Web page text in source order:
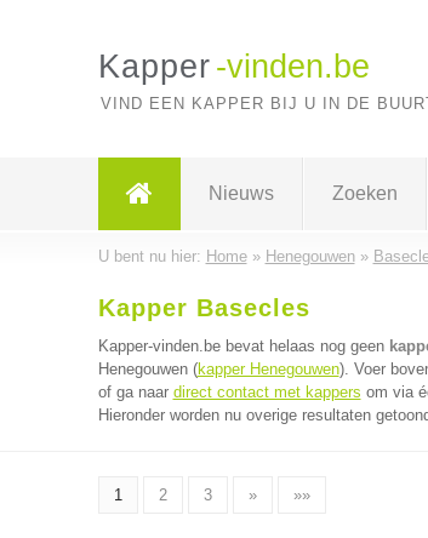
Kapper -vinden.be
VIND EEN KAPPER BIJ U IN DE
Nieuws Zoeken
U bent nu hier: Home» Henegouwen»
Kapper Basecles
Kapper-vinden.be bevat helaas nog geen
Henegouwen (kapper Henegouwen). Voer
of ga naar direct contact met kappers om via
Hieronder worden nu overige resultaten
1 2 3 » »»